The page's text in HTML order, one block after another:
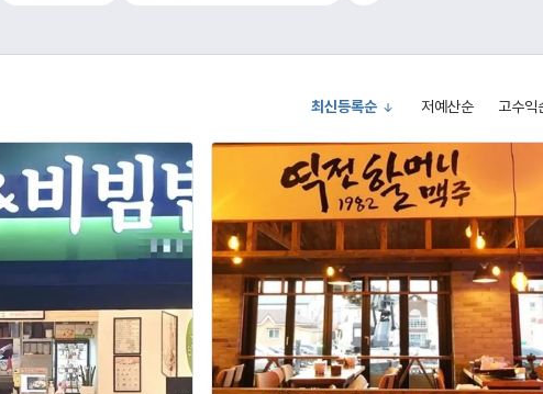
최신등록순 저예산순 고수익